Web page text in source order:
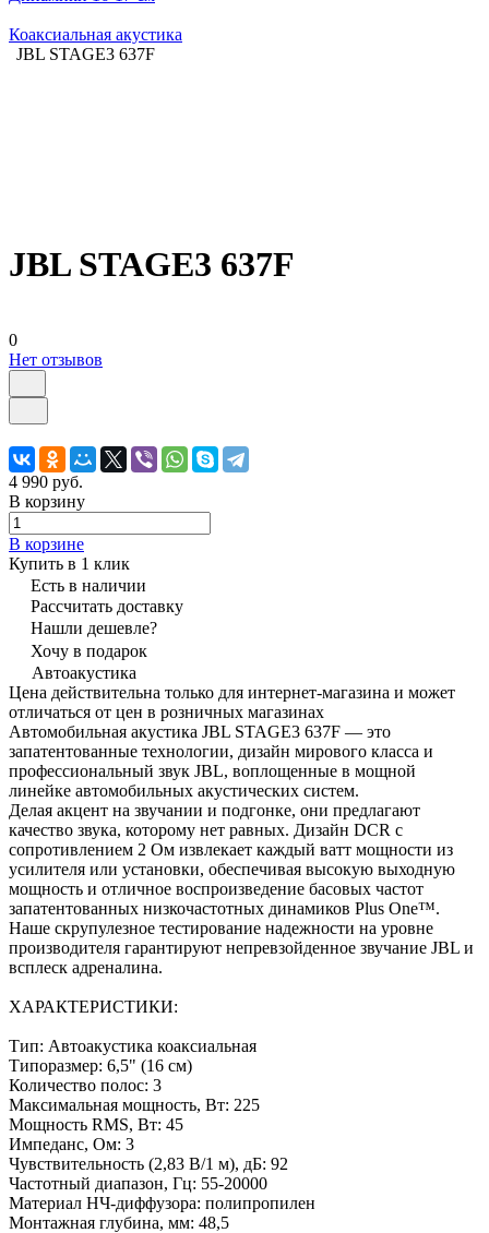
Коаксиальная акустика
JBL STAGE3 637F
JBL STAGE3 637F
0
Нет отзывов
4 990 руб.
В корзину
В корзине
Купить в 1 клик
Есть в наличии
Рассчитать доставку
Нашли дешевле?
Хочу в подарок
Автоакустика
Цена действительна только для интернет-магазина и может
отличаться от цен в розничных магазинах
Автомобильная акустика JBL STAGE3 637F — это
запатентованные технологии, дизайн мирового класса и
профессиональный звук JBL, воплощенные в мощной
линейке автомобильных акустических систем.
Делая акцент на звучании и подгонке, они предлагают
качество звука, которому нет равных. Дизайн DCR с
сопротивлением 2 Ом извлекает каждый ватт мощности из
усилителя или установки, обеспечивая высокую выходную
мощность и отличное воспроизведение басовых частот
запатентованных низкочастотных динамиков Plus One™.
Наше скрупулезное тестирование надежности на уровне
производителя гарантируют непревзойденное звучание JBL и
всплеск адреналина.
ХАРАКТЕРИСТИКИ:
Тип: Автоакустика коаксиальная
Типоразмер: 6,5" (16 см)
Количество полос: 3
Максимальная мощность, Вт: 225
Мощность RMS, Вт: 45
Импеданс, Ом: 3
Чувствительность (2,83 В/1 м), дБ: 92
Частотный диапазон, Гц: 55-20000
Материал НЧ-диффузора: полипропилен
Монтажная глубина, мм: 48,5